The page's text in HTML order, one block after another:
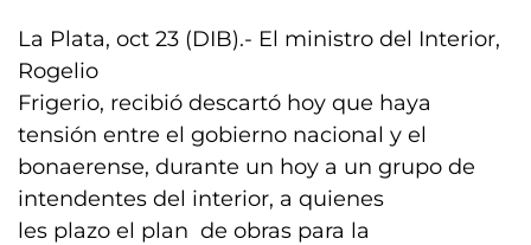
La Plata, oct 23 (DIB).- El ministro del Interior,
Rogelio
Frigerio, recibió descartó hoy que haya
tensión entre el gobierno nacional y el
bonaerense, durante un hoy a un grupo de
intendentes del interior, a quienes
les plazo el plan de obras para la